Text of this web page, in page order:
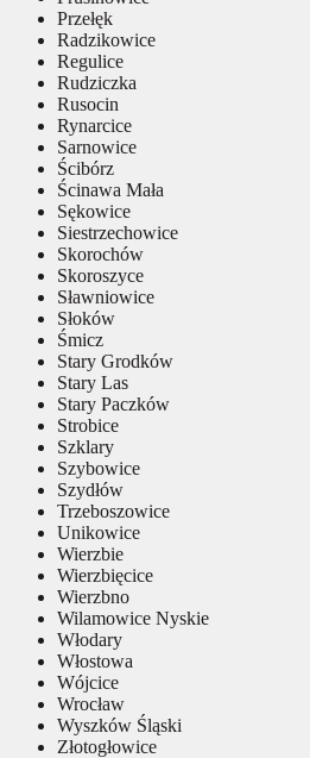
Przełęk
Radzikowice
Regulice
Rudziczka
Rusocin
Rynarcice
Sarnowice
Ścibórz
Ścinawa Mała
Sękowice
Siestrzechowice
Skorochów
Skoroszyce
Sławniowice
Słoków
Śmicz
Stary Grodków
Stary Las
Stary Paczków
Strobice
Szklary
Szybowice
Szydłów
Trzeboszowice
Unikowice
Wierzbie
Wierzbięcice
Wierzbno
Wilamowice Nyskie
Włodary
Włostowa
Wójcice
Wrocław
Wyszków Śląski
Złotogłowice